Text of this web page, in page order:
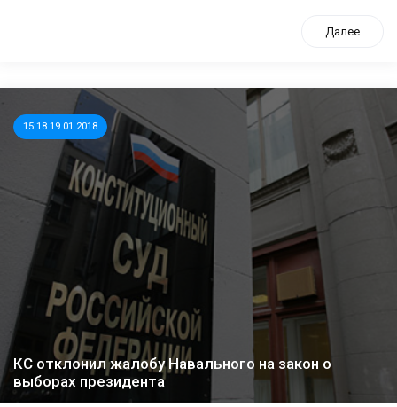
Далее
15:18 19.01.2018
КС отклонил жалобу Навального на закон о
выборах президента